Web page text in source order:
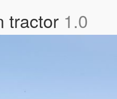
tractor 1.0